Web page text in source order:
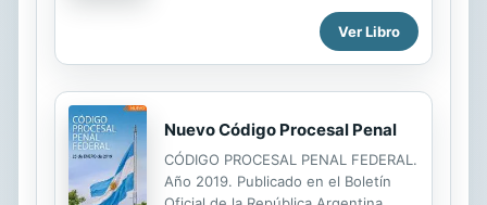
un territorio tan grande, en un
período de tiempo tan corto, y en
una forma tan regular y ordenada
durante los siglos XVI y XVII.La
ciudad ordenada colonial
hispanoamericana fue la gran
creación y legado cultural urbano
español en el Nuevo Continente,
Ver Libro
Nuevo Código Procesal Penal
CÓDIGO PROCESAL PENAL FEDERAL.
Año 2019. Publicado en el Boletín